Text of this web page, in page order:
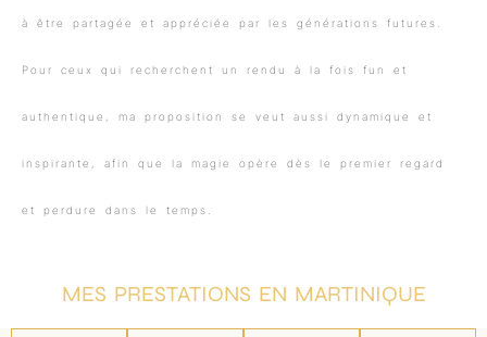
à être partagée et appréciée par les générations futures.
Pour ceux qui recherchent un rendu à la fois fun et
authentique, ma proposition se veut aussi dynamique et
inspirante, afin que la magie opère dès le premier regard
et perdure dans le temps.
MES PRESTATIONS EN MARTINIQUE